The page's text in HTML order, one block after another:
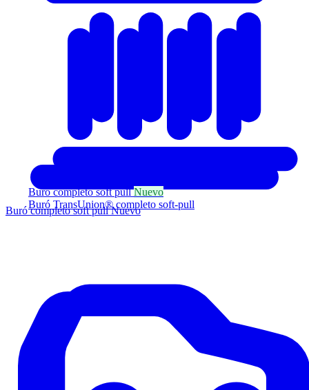
Buró completo soft pullNuevo
Buró TransUnion® completo soft-pull
Buró completo soft pullNuevo